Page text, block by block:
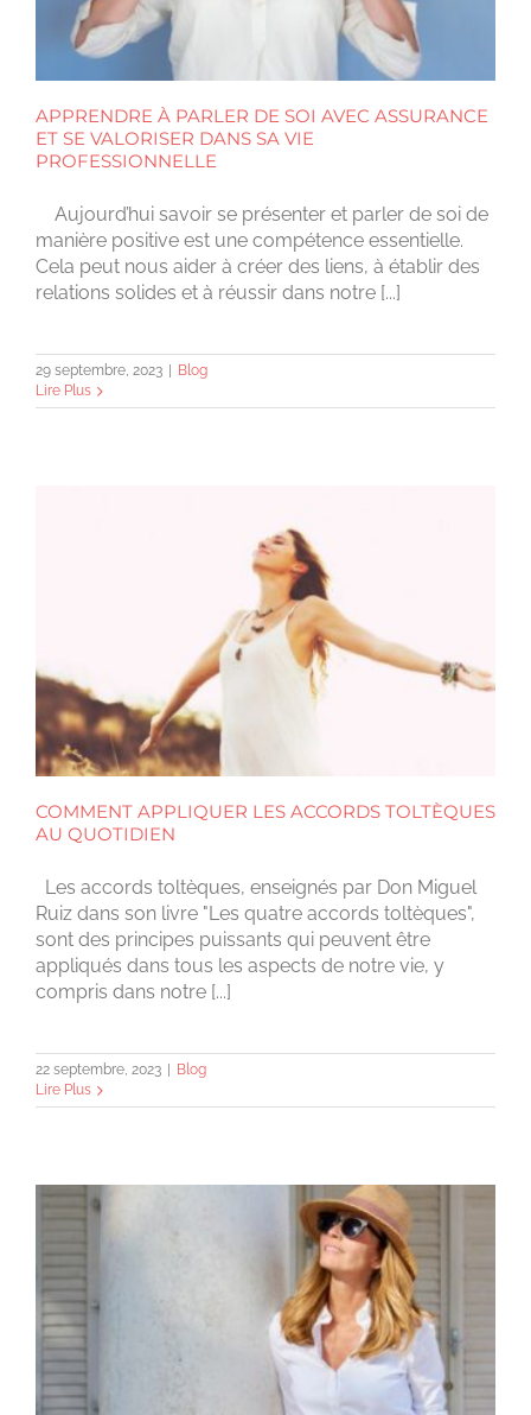
APPRENDRE À PARLER DE SOI AVEC ASSURANCE
ET SE VALORISER DANS SA VIE
PROFESSIONNELLE
Aujourd’hui savoir se présenter et parler de soi de
manière positive est une compétence essentielle.
Cela peut nous aider à créer des liens, à établir des
relations solides et à réussir dans notre [...]
29 septembre, 2023
Blog
Lire Plus
COMMENT APPLIQUER LES ACCORDS TOLTÈQUES
AU QUOTIDIEN
Les accords toltèques, enseignés par Don Miguel
Ruiz dans son livre "Les quatre accords toltèques",
sont des principes puissants qui peuvent être
appliqués dans tous les aspects de notre vie, y
compris dans notre [...]
22 septembre, 2023
Blog
Lire Plus